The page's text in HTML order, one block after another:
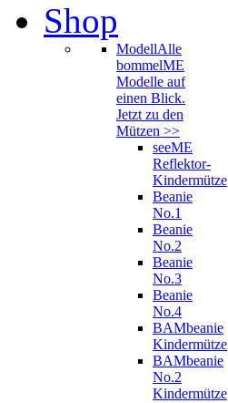
Shop
ModellAlle
bommelME
Modelle auf
einen Blick.
Jetzt zu den
Mützen >>
seeME
Reflektor-
Kindermütze
Beanie
No.1
Beanie
No.2
Beanie
No.3
Beanie
No.4
BAMbeanie
Kindermütze
BAMbeanie
No.2
Kindermütze